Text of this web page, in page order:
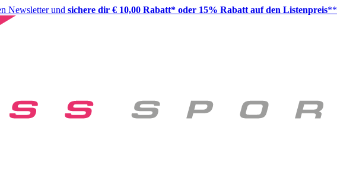
Newsletter und sichere dir € 10,00 Rabatt* oder 15% Rabatt auf den Listenpreis**